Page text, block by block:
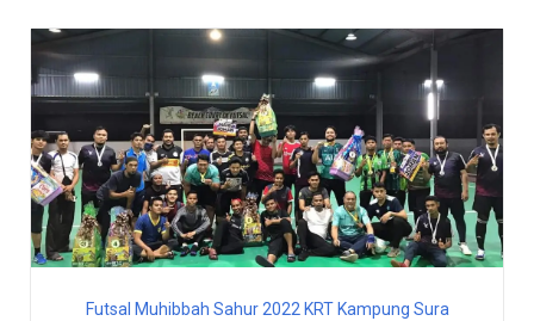
Futsal Muhibbah Sahur 2022 KRT Kampung Sura